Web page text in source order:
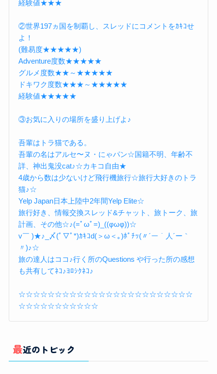
経験値★★★
②世界197ヵ国を制覇し、スレッドにコメントをｶｷｺせ
よ！
(難易度★★★★★)
Adventure度数★★★★★
グルメ度数★★～★★★★★
ドキワク度数★★★～★★★★★
経験値★★★★★
③お気に入りの場所を盛り上げよ♪
吾輩はトラ猫である。
吾輩の名はアルセ〜ヌ・にゃパン☆国籍不明、年齢不
詳、神出鬼没cat♪☆カキコ自由★
4歳から数は少ないけど飛行機旅行☆旅行大好きのトラ
猫♪☆
Yelp Japan日本上陸中2年間Yelp Elite☆
旅行好き、情報交換スレッド&チャット、旅トーク、旅
計画、その他☆♪(=ﾟωﾟ=)_((φωφ))☆
v￣ )★♪_〆(ﾟ▽ﾟ*)ｶｷｺd(＞ω＜｡)ﾎﾟﾁｯ(〃´ー｀人´ー｀
〃)♪☆
旅の達人はココ♪行く所のQuestions や行った所の感想
も共有してﾈｺ♪ﾖﾛｼｸﾈｺ♪
☆☆☆☆☆☆☆☆☆☆☆☆☆☆☆☆☆☆☆☆☆☆☆☆
☆☆☆☆☆☆☆☆☆☆☆
最近のトピック